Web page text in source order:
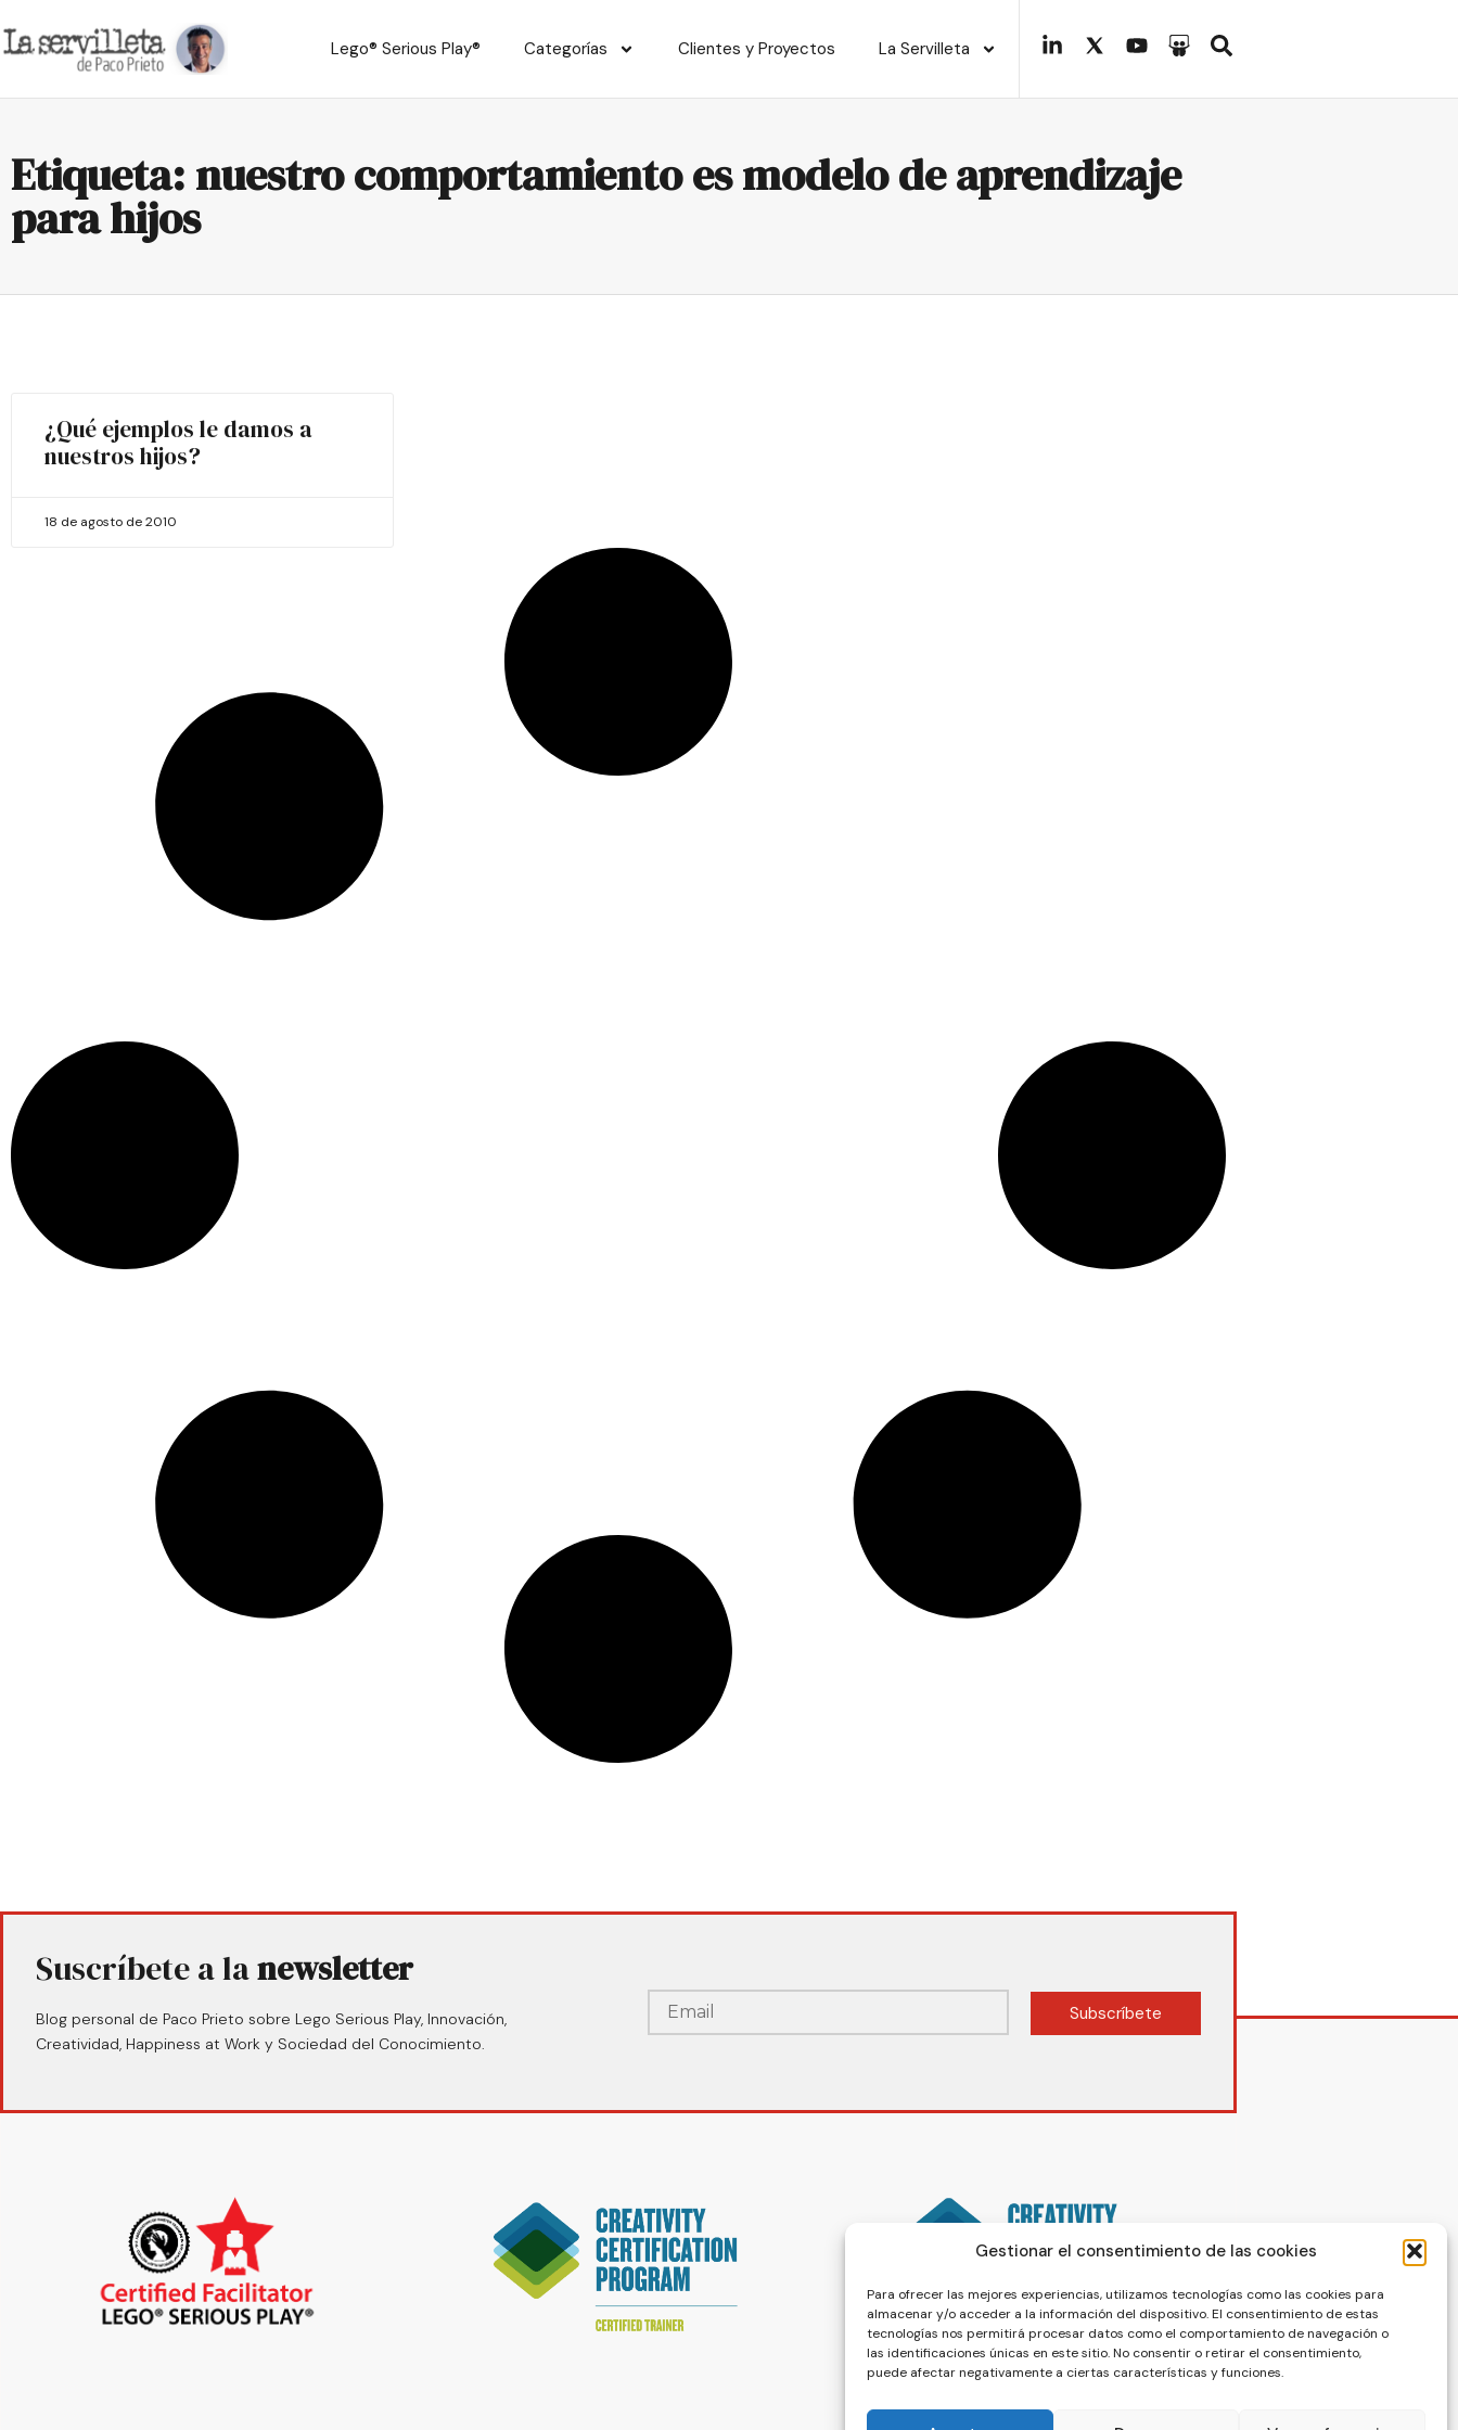
Gestionar el consentimiento de las cookies
Para ofrecer las mejores experiencias, utilizamos tecnologías como las cookies para
almacenar y/o acceder a la información del dispositivo. El consentimiento de estas
tecnologías nos permitirá procesar datos como el comportamiento de navegación o
las identificaciones únicas en este sitio. No consentir o retirar el consentimiento,
puede afectar negativamente a ciertas características y funciones.
Lego® Serious Play® Categorías Clientes y Proyectos La Servilleta
Etiqueta: nuestro comportamiento es modelo de aprendizaje
para hijos
¿Qué ejemplos le damos a
nuestros hijos?
18 de agosto de 2010
Suscríbete a lanewsletter
Blog personal de Paco Prieto sobre Lego Serious Play, Innovación,
Creatividad, Happiness at Work y Sociedad del Conocimiento.
Subscríbete